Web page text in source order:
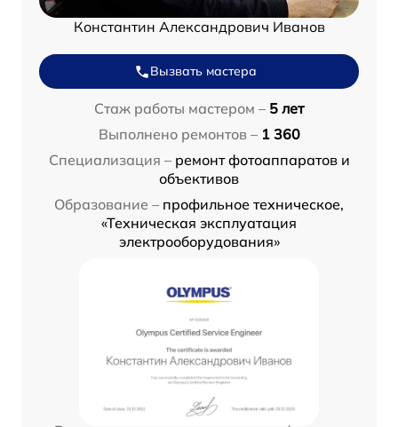
Константин Александрович Иванов
Вызвать мастера
Стаж работы мастером – 5 лет
Выполнено ремонтов – 1 360
Специализация – ремонт фотоаппаратов и
объективов
Образование – профильное техническое,
«Техническая эксплуатация
электрооборудования»